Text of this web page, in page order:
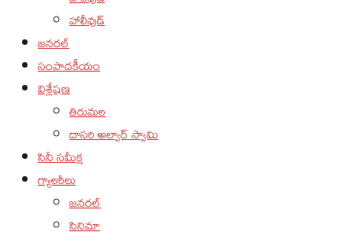
హాలీవుడ్
జనరల్
సంపాదకీయం
విశ్లేషణ
తిరుమల
దాసరి అల్వార్ స్వామి
సినీ సమీక్ష
గ్యాలరీలు
జనరల్
సినిమా